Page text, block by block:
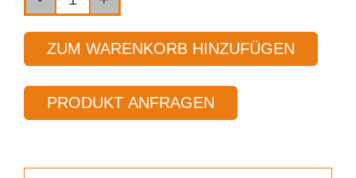
HPC-
Schaftfräser
ohne
Innenkühlung
Typ
ZUM WARENKORB HINZUFÜGEN
PRODUKT ANFRAGEN